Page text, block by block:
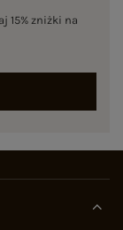
15% zniżki na